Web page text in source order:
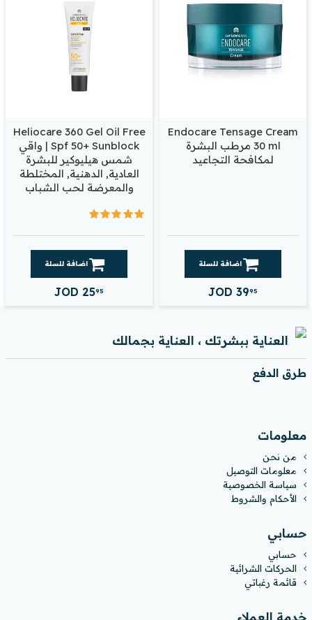
Endocare Tensage Cream
30 ml مرطب البشرة
لمكافحة التجاعيد
اضافة للسلة
JOD 3995
Heliocare 360 Gel Oil Free
Spf 50+ Sunblock | واقي
شمس هيليوكير للبشرة
العادية, الدهنية, المختلطة
والمعرضة لحب الشباب
اضافة للسلة
JOD 2595
العناية ببشرتك ، العناية بجمالك
طرق الدفع
معلومات
من نحن
معلومات التوصيل
سياسة الخصوصية
الأحكام والشروط
حسابي
حسابي
الحركات الشرائية
قائمة رغباتي
خدمة العملاء